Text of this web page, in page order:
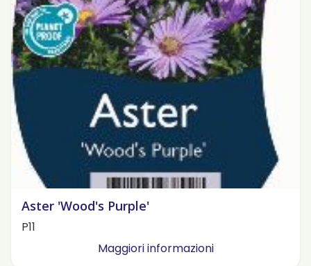
Aster 'Wood's Purple'
P11
Maggiori informazioni